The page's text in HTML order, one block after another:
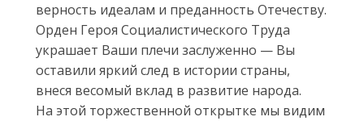
верность идеалам и преданность Отечеству.
Орден Героя Социалистического Труда
украшает Ваши плечи заслуженно — Вы
оставили яркий след в истории страны,
внеся весомый вклад в развитие народа.
На этой торжественной открытке мы видим